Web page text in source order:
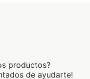
productos?
de ayudarte!